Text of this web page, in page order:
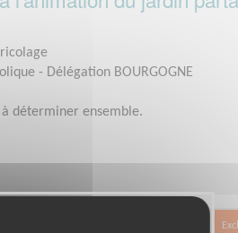
- Délégation BOURGOGNE
à déterminer ensemble.